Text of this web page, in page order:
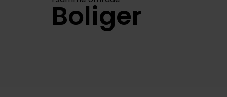
Boliger